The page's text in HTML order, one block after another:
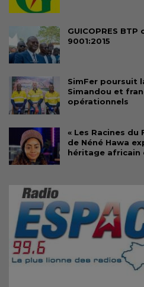
GUICOPRES
9001:2015
SimFer poursuit
Simandou et
opérationnels
« Les Racines du
de Néné Hawa
héritage africain